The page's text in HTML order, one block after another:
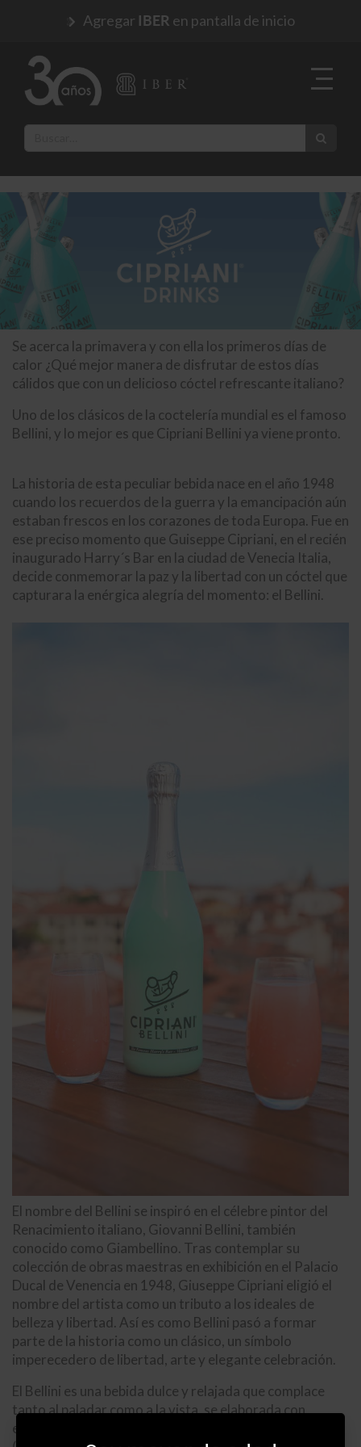
Agregar IBER en pantalla de inicio
Se acerca la primavera y con ella los primeros días de
calor ¿Qué mejor manera de disfrutar de estos días
cálidos que con un delicioso cóctel refrescante italiano?
Uno de los clásicos de la coctelería mundial es el famoso
Bellini, y lo mejor es que Cipriani Bellini ya viene pronto.
La historia de esta peculiar bebida nace en el año 1948
cuando los recuerdos de la guerra y la emancipación aún
estaban frescos en los corazones de toda Europa. Fue en
ese preciso momento que Guiseppe Cipriani, en el recién
inaugurado Harry´s Bar en la ciudad de Venecia Italia,
decide conmemorar la paz y la libertad con un cóctel que
capturara la enérgica alegría del momento: el Bellini.
El nombre del Bellini se inspiró en el célebre pintor del
Renacimiento italiano, Giovanni Bellini, también
conocido como Giambellino. Tras contemplar su
colección de obras maestras en exhibición en el Palacio
Ducal de Venencia en 1948, Giuseppe Cipriani eligió el
nombre del artista como un tributo a los ideales de
belleza y libertad. Así es como Bellini pasó a formar
parte de la historia como un clásico, un símbolo
imperecedero de libertad, arte y elegante celebración.
El Bellini es una bebida dulce y relajada que complace
tanto al paladar como a la vista, se elaborada con
espumoso Prosecco y puré de durazno blanco